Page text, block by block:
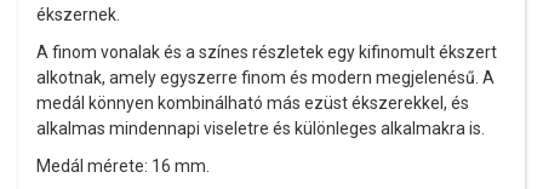
ékszernek.
A finom vonalak és a színes részletek egy kifinomult ékszert
alkotnak, amely egyszerre finom és modern megjelenésű. A
medál könnyen kombinálható más ezüst ékszerekkel, és
alkalmas mindennapi viseletre és különleges alkalmakra is.
Medál mérete: 16 mm.